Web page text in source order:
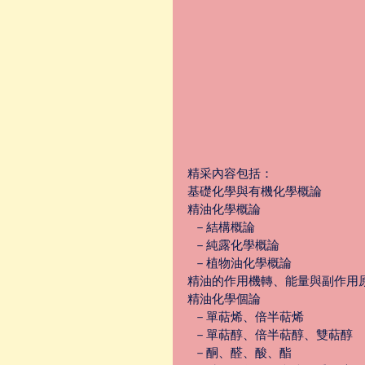
精采內容包括：
基礎化學與有機化學概論
精油化學概論
－結構概論
－純露化學概論
－植物油化學概論
精油的作用機轉、能量與副作用
精油化學個論
－單萜烯、倍半萜烯
－單萜醇、倍半萜醇、雙萜醇
－酮、醛、酸、酯